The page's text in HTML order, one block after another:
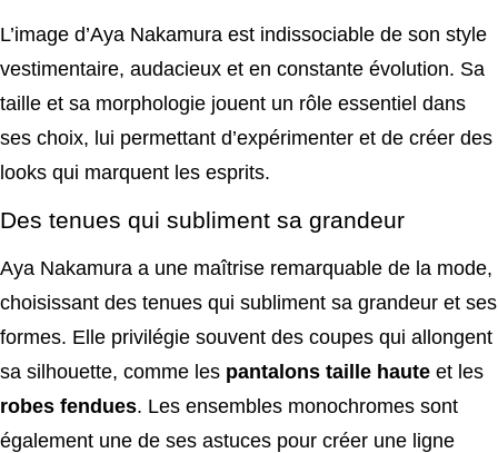
L’image d’Aya Nakamura est indissociable de son style
vestimentaire, audacieux et en constante évolution. Sa
taille et sa morphologie jouent un rôle essentiel dans
ses choix, lui permettant d’expérimenter et de créer des
looks qui marquent les esprits.
Des tenues qui subliment sa grandeur
Aya Nakamura a une maîtrise remarquable de la mode,
choisissant des tenues qui subliment sa grandeur et ses
formes. Elle privilégie souvent des coupes qui allongent
sa silhouette, comme les pantalons taille haute et les
robes fendues. Les ensembles monochromes sont
également une de ses astuces pour créer une ligne